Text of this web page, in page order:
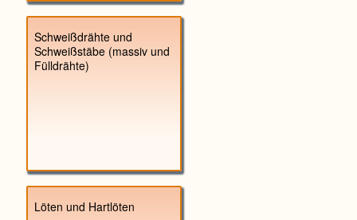
Schweißdrähte und
Schweißstäbe (massiv und
Fülldrähte)
Löten und Hartlöten